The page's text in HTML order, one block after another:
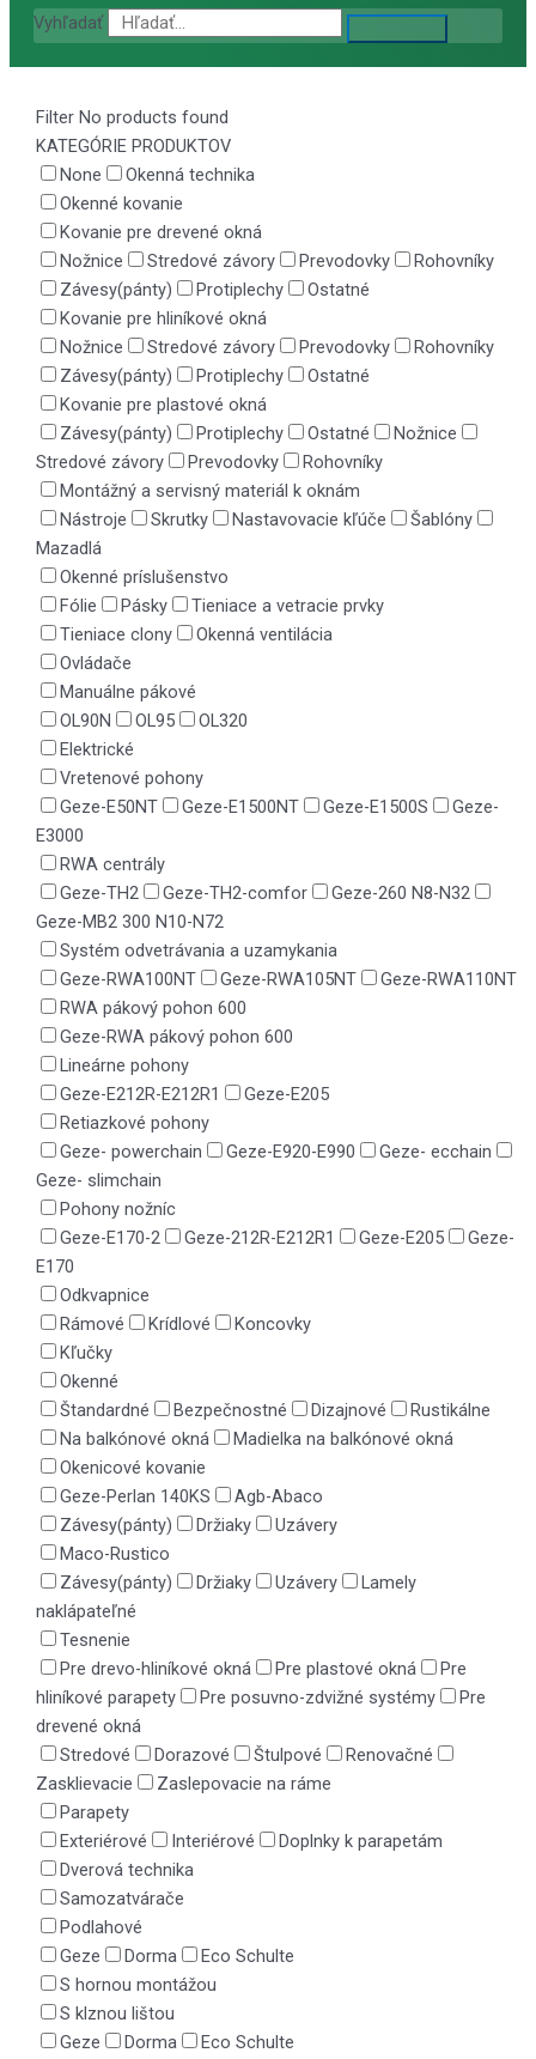
Vyhľadať
FilterNo products found
KATEGÓRIE PRODUKTOV
None
Okenná technika
Okenné kovanie
Kovanie pre drevené okná
Nožnice
Stredové závory Prevodovky
Rohovníky
Závesy(pánty)
Protiplechy
Ostatné
Kovanie pre hliníkové okná
Nožnice
Stredové závory Prevodovky
Rohovníky
Závesy(pánty)
Protiplechy
Ostatné
Kovanie pre plastové okná
Závesy(pánty)
Protiplechy Ostatné
Nožnice
Stredové závory
Prevodovky
Rohovníky
Montážný a servisný materiál k oknám
Nástroje
Skrutky Nastavovacie kľúče
Šablóny
Mazadlá
Okenné príslušenstvo
Fólie
Pásky
Tieniace a vetracie prvky
Tieniace clony
Okenná ventilácia
Ovládače
Manuálne pákové
OL90N
OL95
OL320
Elektrické
Vretenové pohony
Geze-E50NT
Geze-E1500NT Geze-E1500S
Geze-
E3000
RWA centrály
Geze-TH2
Geze-TH2-comfor
Geze-260 N8-N32
Geze-MB2 300 N10-N72
Systém odvetrávania a uzamykania
Geze-RWA100NT
Geze-RWA105NT
Geze-RWA110NT
RWA pákový pohon 600
Geze-RWA pákový pohon 600
Lineárne pohony
Geze-E212R-E212R1
Geze-E205
Retiazkové pohony
Geze- powerchain
Geze-E920-E990
Geze- ecchain
Geze- slimchain
Pohony nožníc
Geze-E170-2
Geze-212R-E212R1 Geze-E205
Geze-
E170
Odkvapnice
Rámové
Krídlové
Koncovky
Kľučky
Okenné
Štandardné
Bezpečnostné Dizajnové
Rustikálne
Na balkónové okná
Madielka na balkónové okná
Okenicové kovanie
Geze-Perlan 140KS
Agb-Abaco
Závesy(pánty)
Držiaky
Uzávery
Maco-Rustico
Závesy(pánty)
Držiaky Uzávery
Lamely
naklápateľné
Tesnenie
Pre drevo-hliníkové okná
Pre plastové okná
Pre
hliníkové parapety
Pre posuvno-zdvižné systémy
Pre
drevené okná
Stredové
Dorazové Štulpové
Renovačné
Zasklievacie
Zaslepovacie na ráme
Parapety
Exteriérové
Interiérové
Doplnky k parapetám
Dverová technika
Samozatvárače
Podlahové
Geze
Dorma
Eco Schulte
S hornou montážou
S klznou lištou
Geze
Dorma
Eco Schulte